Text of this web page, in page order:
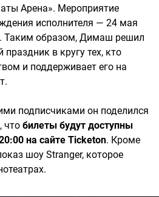
Арена». Мероприятие
исполнителя — 24 мая
Таким образом, Димаш решил
в кругу тех, кто
и поддерживает его на
подписчиками он поделился
что билеты будут доступны
на сайте Ticketon. Кроме
шоу Stranger, которое